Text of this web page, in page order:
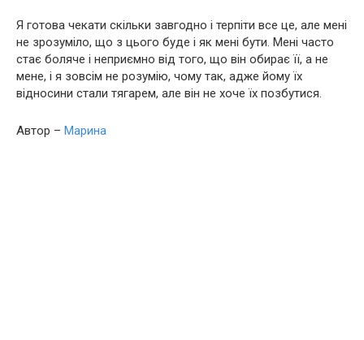
Я готова чекати скільки завгодно і терпіти все це, але мені
не зрозуміло, що з цього буде і як мені бути. Мені часто
стає боляче і неприємно від того, що він обирає її, а не
мене, і я зовсім не розумію, чому так, адже йому їх
відносини стали тягарем, але він не хоче їх позбутися.
Автор – Марина